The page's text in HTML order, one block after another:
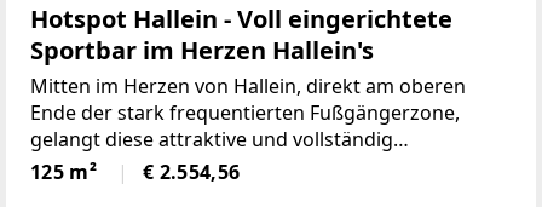
Hotspot Hallein - Voll eingerichtete
Sportbar im Herzen Hallein's
Mitten im Herzen von Hallein, direkt am oberen
Ende der stark frequentierten Fußgängerzone,
gelangt diese attraktive und vollständig
ausgestattete Gastronomielokalität mit ca. 125 m²
Nutzfläche zur Vermietung.Das Lokal bietet ideale
125 m² € 2.554,56